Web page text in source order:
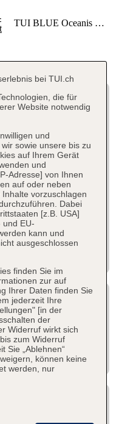
bei TUI.ch
die für
Website notwendig
und
wir sowie unsere bis zu
auf Ihrem Gerät
und
Adresse] von Ihnen
auf oder neben
vorzuschlagen
Dabei
[z.B. USA]
und EU-
kann und
ausgeschlossen
finden Sie im
zur auf
Ihrer Daten finden Sie
jederzeit Ihre
[in der
der
Widerruf wirkt sich
zum Widerruf
Sie „Ablehnen“
können keine
werden, nur